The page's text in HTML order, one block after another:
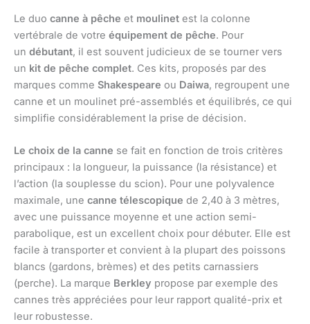
Le duo canne à pêche et moulinet est la colonne
vertébrale de votre équipement de pêche. Pour
un débutant, il est souvent judicieux de se tourner vers
un kit de pêche complet. Ces kits, proposés par des
marques comme Shakespeare ou Daiwa, regroupent une
canne et un moulinet pré-assemblés et équilibrés, ce qui
simplifie considérablement la prise de décision.
Le choix de la canne se fait en fonction de trois critères
principaux : la longueur, la puissance (la résistance) et
l’action (la souplesse du scion). Pour une polyvalence
maximale, une canne télescopique de 2,40 à 3 mètres,
avec une puissance moyenne et une action semi-
parabolique, est un excellent choix pour débuter. Elle est
facile à transporter et convient à la plupart des poissons
blancs (gardons, brèmes) et des petits carnassiers
(perche). La marque Berkley propose par exemple des
cannes très appréciées pour leur rapport qualité-prix et
leur robustesse.